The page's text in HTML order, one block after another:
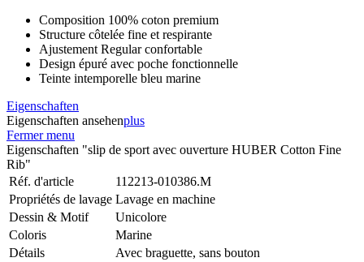
Composition 100% coton premium
Structure côtelée fine et respirante
Ajustement Regular confortable
Design épuré avec poche fonctionnelle
Teinte intemporelle bleu marine
Eigenschaften
Eigenschaften ansehenplus
Fermer menu
Eigenschaften "slip de sport avec ouverture HUBER Cotton Fine
Rib"
Réf. d'article
112213-010386.M
Propriétés de lavage Lavage en machine
Dessin & Motif
Unicolore
Coloris
Marine
Détails
Avec braguette, sans bouton